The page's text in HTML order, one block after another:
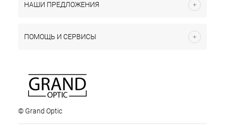
НАШИ ПРЕДЛОЖЕНИЯ
ПОМОЩЬ И СЕРВИСЫ
© Grand Optic